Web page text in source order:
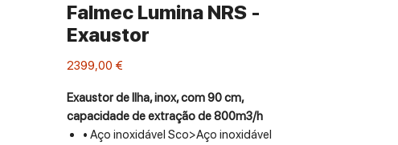
Falmec Lumina NRS -
Exaustor
2399,00 €
Exaustor de Ilha, inox, com 90 cm,
capacidade de extração de 800m3/h
• Aço inoxidável Sco>Aço inoxidável